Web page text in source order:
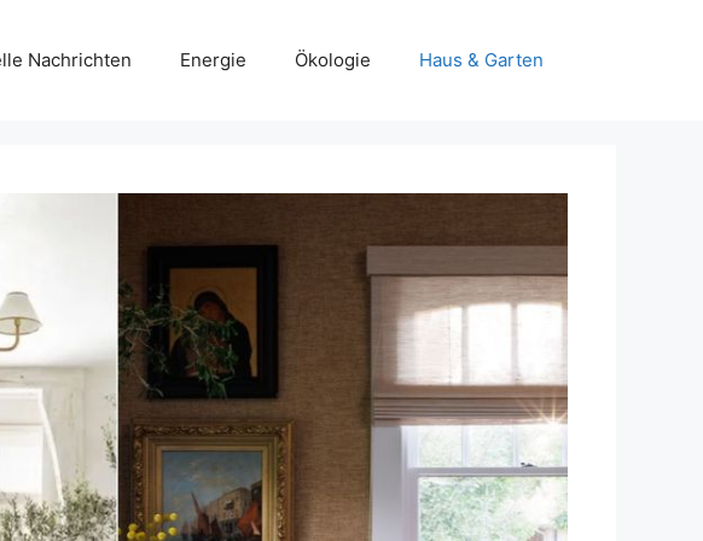
Nachrichten Energie Ökologie Haus & Garten